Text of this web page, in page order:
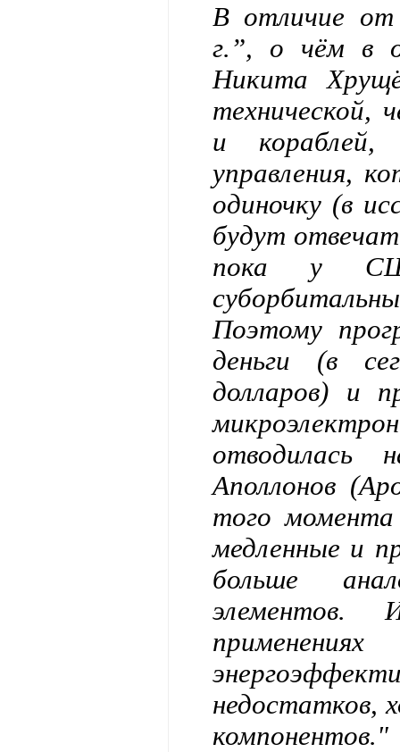
В отличие от
г.”, о чём в
Никита
технической,
и
управления,
одиночку (в
будут
пока у
Поэтому
деньги (в
долларов) и
отводилась
Аполлонов
того
медленные и
больше
элементов.
недостатков,
компонентов."